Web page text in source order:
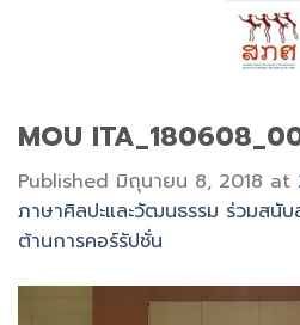
MOU
Published มิถุนายน 8, 2018 at
ภาษาศิลปะและวัฒนธรรม ร่วมสนั
ต้านการคอร์รัปชั่น